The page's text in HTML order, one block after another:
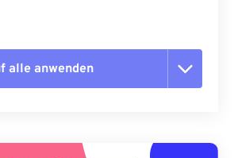
alle anwenden
anwenden